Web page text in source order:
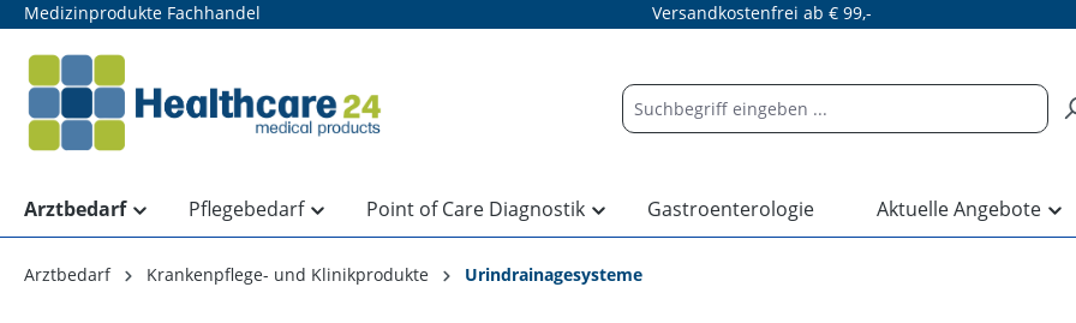
Zur Hauptnavigation springen
Medizinprodukte Fachhandel Versandkostenfrei ab € 99,-
Arztbedarf Pflegebedarf Point of Care Diagnostik Gastroenterologie Aktuelle Angebote
Arztbedarf Krankenpflege- und Klinikprodukte Urindrainagesysteme